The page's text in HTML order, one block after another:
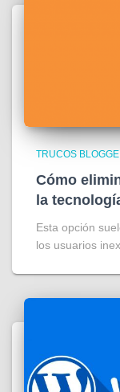
TRUCOS
Cómo
la
Esta opción
los usuarios